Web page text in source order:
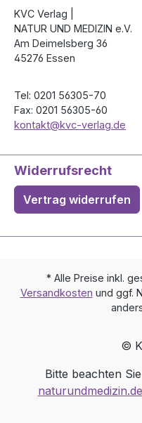
KVC Verlag |
NATUR UND MEDIZIN e.V.
Am Deimelsberg 36
45276 Essen
Tel: 0201 56305-70
Fax: 0201 56305-60
kontakt@kvc-verlag.de
Widerrufsrecht
Vertrag widerrufen
* Alle Preise inkl.
Versandkosten und ggf.
©
Bitte beachten
naturundmedizin.de